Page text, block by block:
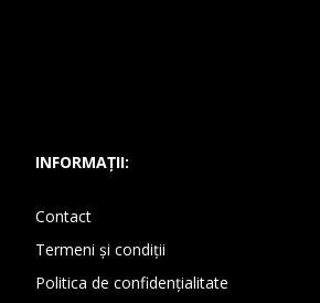
INFORMAȚII:
Contact
Termeni și condiții
Politica de confidențialitate